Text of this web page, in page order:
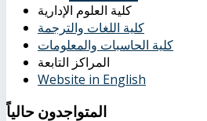
كلية العلوم الإدارية
كلية اللغات والترجمة
كلية الحاسبات والمعلومات
المراكز التابعة
Website in English
المتواجدون حالياً